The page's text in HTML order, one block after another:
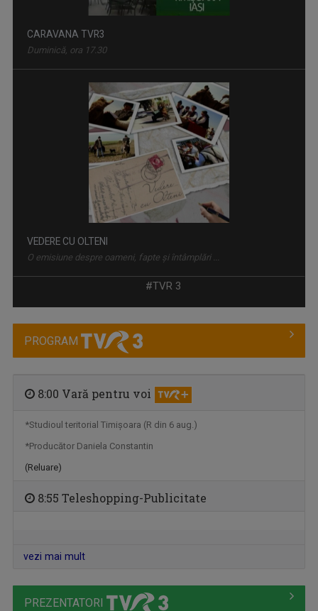
CARAVANA TVR3
Duminică, ora 17.30
VEDERE CU OLTENI
O emisiune despre oameni, fapte şi întâmplări ...
MEMORIA LOCULUI
O emisiune care își propune să descopere ...
#TVR 3
PROGRAM
8:00 Vară pentru voi
*Studioul teritorial Timişoara (R din 6 aug.)
*Producător Daniela Constantin
(Reluare)
8:55 Teleshopping-Publicitate
vezi mai mult
PREZENTATORI